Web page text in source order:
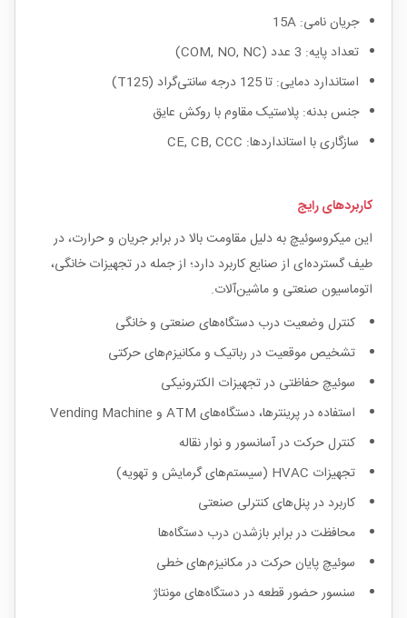
جریان نامی: 15A
تعداد پایه: 3 عدد (COM, NO, NC)
استاندارد دمایی: تا 125 درجه سانتی‌گراد (T125)
جنس بدنه: پلاستیک مقاوم با روکش عایق
سازگاری با استانداردها: CE, CB, CCC
کاربردهای رایج
این میکروسوئیچ به دلیل مقاومت بالا در برابر جریان و حرارت، در
طیف گسترده‌ای از صنایع کاربرد دارد؛ از جمله در تجهیزات خانگی،
اتوماسیون صنعتی و ماشین‌آلات.
کنترل وضعیت درب دستگاه‌های صنعتی و خانگی
تشخیص موقعیت در رباتیک و مکانیزم‌های حرکتی
سوئیچ حفاظتی در تجهیزات الکترونیکی
استفاده در پرینترها، دستگاه‌های ATM و Vending Machine
کنترل حرکت در آسانسور و نوار نقاله
تجهیزات HVAC (سیستم‌های گرمایش و تهویه)
کاربرد در پنل‌های کنترلی صنعتی
محافظت در برابر بازشدن درب دستگاه‌ها
سوئیچ پایان حرکت در مکانیزم‌های خطی
سنسور حضور قطعه در دستگاه‌های مونتاژ